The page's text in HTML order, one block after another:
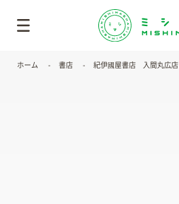
ホーム 書店 紀伊國屋書店 入間丸広店